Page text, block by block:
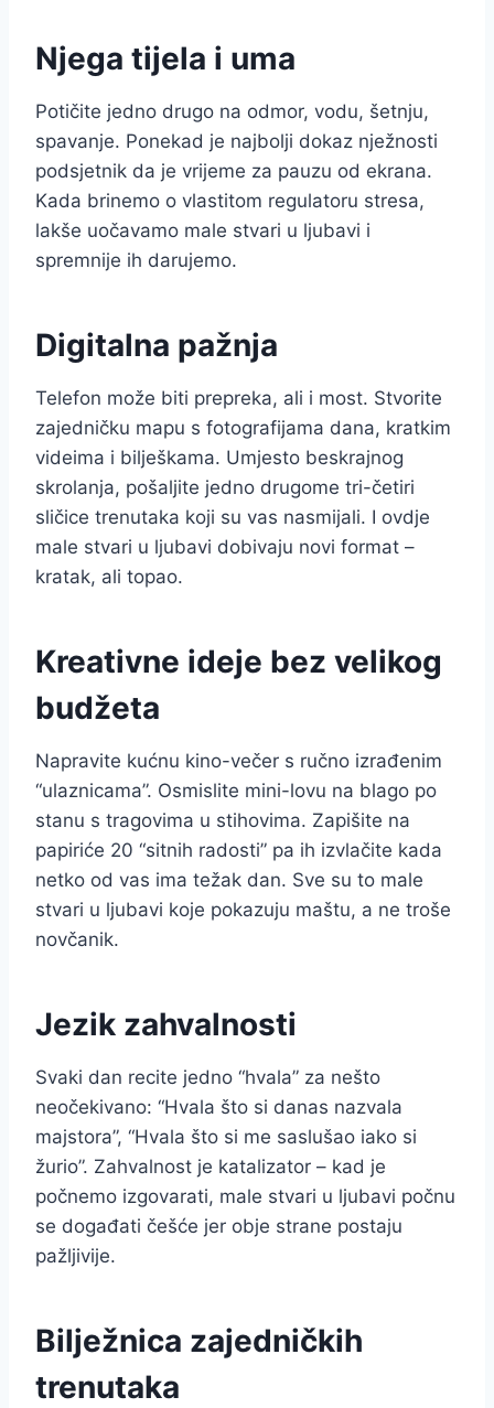
Njega tijela i uma
Potičite jedno drugo na odmor, vodu, šetnju,
spavanje. Ponekad je najbolji dokaz nježnosti
podsjetnik da je vrijeme za pauzu od ekrana.
Kada brinemo o vlastitom regulatoru stresa,
lakše uočavamo male stvari u ljubavi i
spremnije ih darujemo.
Digitalna pažnja
Telefon može biti prepreka, ali i most. Stvorite
zajedničku mapu s fotografijama dana, kratkim
videima i bilješkama. Umjesto beskrajnog
skrolanja, pošaljite jedno drugome tri-četiri
sličice trenutaka koji su vas nasmijali. I ovdje
male stvari u ljubavi dobivaju novi format –
kratak, ali topao.
Kreativne ideje bez velikog
budžeta
Napravite kućnu kino-večer s ručno izrađenim
“ulaznicama”. Osmislite mini-lovu na blago po
stanu s tragovima u stihovima. Zapišite na
papiriće 20 “sitnih radosti” pa ih izvlačite kada
netko od vas ima težak dan. Sve su to male
stvari u ljubavi koje pokazuju maštu, a ne troše
novčanik.
Jezik zahvalnosti
Svaki dan recite jedno “hvala” za nešto
neočekivano: “Hvala što si danas nazvala
majstora”, “Hvala što si me saslušao iako si
žurio”. Zahvalnost je katalizator – kad je
počnemo izgovarati, male stvari u ljubavi počnu
se događati češće jer obje strane postaju
pažljivije.
Bilježnica zajedničkih
trenutaka